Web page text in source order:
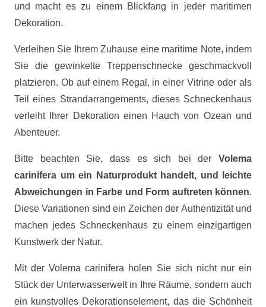
und macht es zu einem Blickfang in jeder maritimen
Dekoration.
Verleihen Sie Ihrem Zuhause eine maritime Note, indem
Sie die gewinkelte Treppenschnecke geschmackvoll
platzieren. Ob auf einem Regal, in einer Vitrine oder als
Teil eines Strandarrangements, dieses Schneckenhaus
verleiht Ihrer Dekoration einen Hauch von Ozean und
Abenteuer.
Bitte beachten Sie, dass es sich bei der Volema
carinifera um ein Naturprodukt handelt, und leichte
Abweichungen in Farbe und Form auftreten können.
Diese Variationen sind ein Zeichen der Authentizität und
machen jedes Schneckenhaus zu einem einzigartigen
Kunstwerk der Natur.
Mit der Volema carinifera holen Sie sich nicht nur ein
Stück der Unterwasserwelt in Ihre Räume, sondern auch
ein kunstvolles Dekorationselement, das die Schönheit